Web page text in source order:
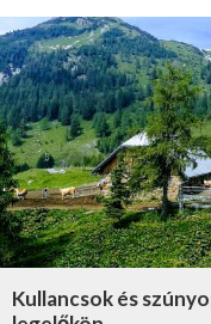
Kullancsok és